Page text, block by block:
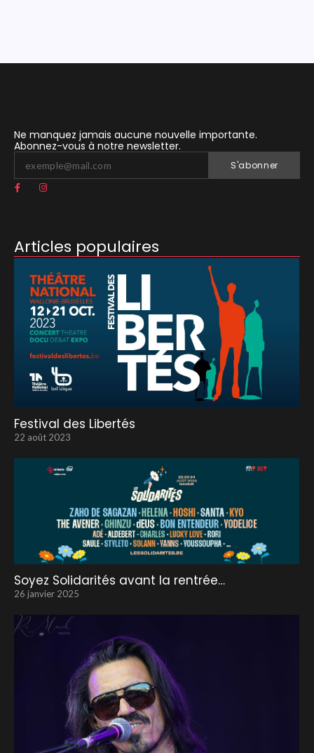
Ne manquez jamais aucune nouvelle importante.
Abonnez-vous à notre newsletter.
S'abonner
Articles populaires
Festival des Libertés
22 août 2023
Soyez Solidarités avant la rentrée…
26 janvier 2025